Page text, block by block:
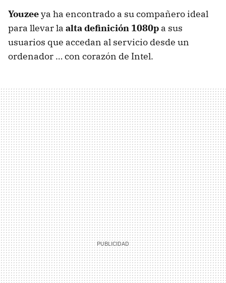
Youzeeya ha encontrado a su compañero ideal
para llevar la alta definición 1080p a sus
usuarios que accedan al servicio desde un
ordenador … con corazón de Intel.